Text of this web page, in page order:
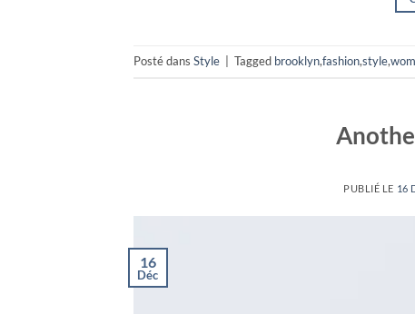
Posté dans Style Tagged brooklyn,fashion,style,
PUBLIÉ LE 16
16
Déc